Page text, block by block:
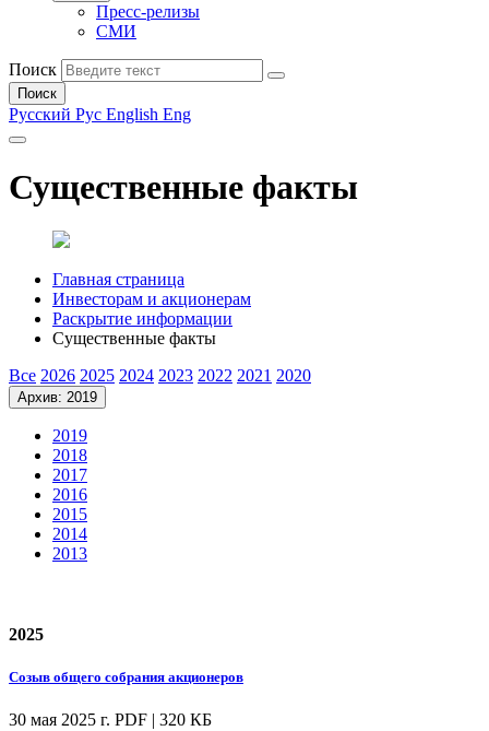
Пресс-релизы
СМИ
Поиск
Поиск
Русский Рус English Eng
Существенные факты
Главная страница
Инвесторам и акционерам
Раскрытие информации
Существенные факты
Все 2026 2025 2024 2023 2022 2021 2020
Архив: 2019
2019
2018
2017
2016
2015
2014
2013
2025
Созыв общего собрания акционеров
30 мая 2025 г. PDF | 320 КБ